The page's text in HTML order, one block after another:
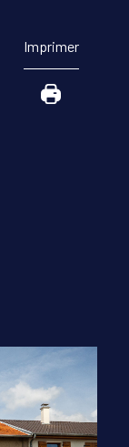
Imprimer